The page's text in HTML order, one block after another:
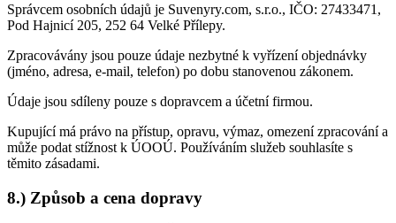
Správcem osobních údajů je Suvenyry.com, s.r.o., IČO: 27433471,
Pod Hajnicí 205, 252 64 Velké Přílepy.
Zpracovávány jsou pouze údaje nezbytné k vyřízení objednávky
(jméno, adresa, e-mail, telefon) po dobu stanovenou zákonem.
Údaje jsou sdíleny pouze s dopravcem a účetní firmou.
Kupující má právo na přístup, opravu, výmaz, omezení zpracování a
může podat stížnost k ÚOOÚ. Používáním služeb souhlasíte s
těmito zásadami.
8.) Způsob a cena dopravy